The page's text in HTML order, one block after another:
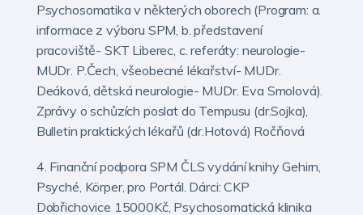
Psychosomatika v některých oborech (Program: a.
informace z výboru SPM, b. představení
pracoviště- SKT Liberec, c. referáty: neurologie-
MUDr. P.Čech, všeobecné lékařství- MUDr.
Deáková, dětská neurologie- MUDr. Eva Smolová).
Zprávy o schůzích poslat do Tempusu (dr.Sojka),
Bulletin praktických lékařů (dr.Hotová) Ročňová
4. Finanční podpora SPM ČLS vydání knihy Gehirn,
Psyché, Körper, pro Portál. Dárci: CKP
Dobřichovice 15000Kč, Psychosomatická klinika